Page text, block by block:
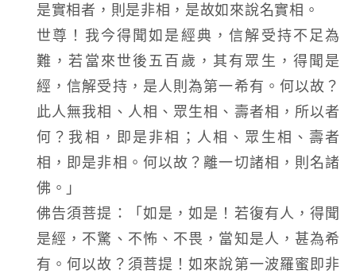
是實相者，則是非相，是故如來說名實相。
世尊！我今得聞如是經典，信解受持不足為
難，若當來世後五百歲，其有眾生，得聞是
經，信解受持，是人則為第一希有。何以故？
此人無我相、人相、眾生相、壽者相，所以者
何？我相，即是非相；人相、眾生相、壽者
相，即是非相。何以故？離一切諸相，則名諸
佛。」
佛告須菩提：「如是，如是！若復有人，得聞
是經，不驚、不怖、不畏，當知是人，甚為希
有。何以故？須菩提！如來說第一波羅蜜即非